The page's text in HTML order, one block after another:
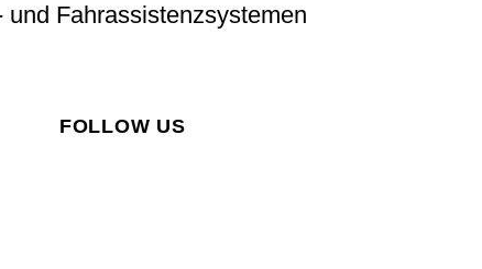
Fahrassistenzsystemen
FOLLOW US